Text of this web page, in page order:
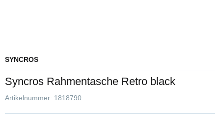
SYNCROS
Syncros Rahmentasche Retro black
Artikelnummer: 1818790